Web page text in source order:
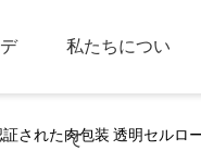
私たちについ
て
証された肉包装 透明セルロ